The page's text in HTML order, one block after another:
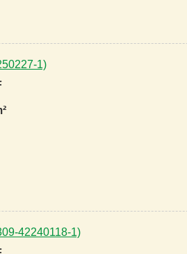
1)
42240118-1)